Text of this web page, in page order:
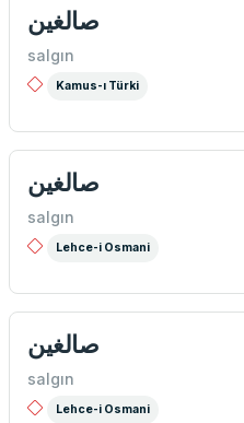
صالغین
salgın
Kamus-ı Türki
صالغين
salgın
Lehce-i Osmani
صالغين
salgın
Lehce-i Osmani